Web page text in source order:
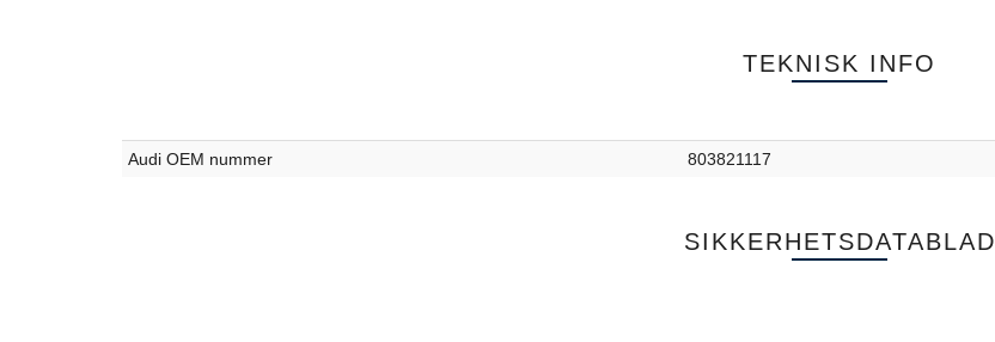
TEKNISK INFO
Audi OEM nummer 803821117
SIKKERHETSDATABLAD